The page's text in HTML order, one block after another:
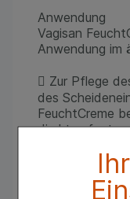
Anwendung
Vagisan
Anwendung im
 Zur Pflege
des
FeuchtCreme
direkt
und Stillzeit ist
 Bei
FeuchtCreme